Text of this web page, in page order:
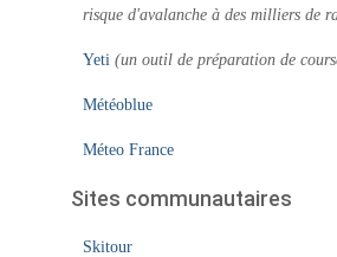
risque d'avalanche à des milliers de
Yeti (un outil de préparation de
Météoblue
Méteo France
Sites communautaires
Skitour